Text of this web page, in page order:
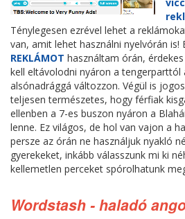
Ténylegesen ezrével lehet a
van, amit lehet használni nyelvórán is!
REKLÁMOT használtam órán,
kell eltávolodni nyáron a tengerparttól
alsónadrággá változzon. Végül is
teljesen természetes, hogy férfiak
ellenben a 7-es buszon nyáron a
lenne. Ez világos, de hol van vajon a
persze az órán ne használjuk nyakló
gyerekeket, inkább válasszunk mi ki
kellemetlen perceket spórolhatunk
Wordstash - haladó